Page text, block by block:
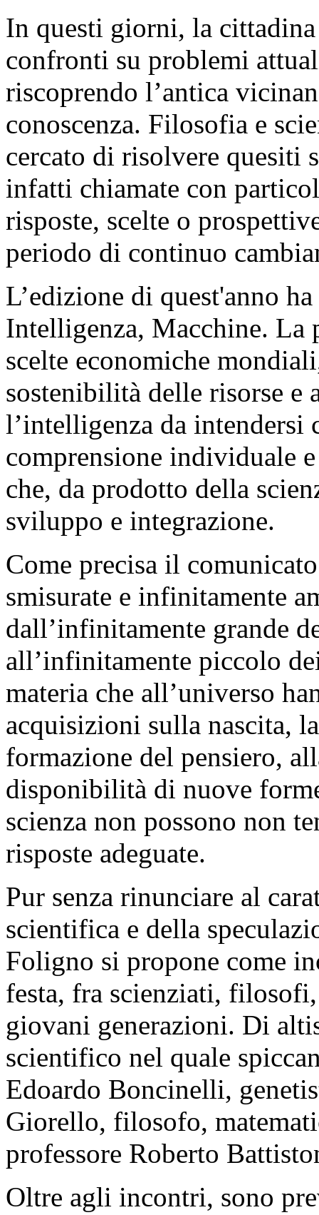
In questi giorni, la
confronti su problemi
riscoprendo l’antica
conoscenza. Filosofia e
cercato di risolvere quesiti
infatti chiamate con
risposte, scelte o
periodo di continuo
L’edizione di quest'anno
Intelligenza, Macchine. La
scelte economiche
sostenibilità delle risorse e
l’intelligenza da intendersi
comprensione individuale
che, da prodotto della
sviluppo e integrazione.
Come precisa il
smisurate e infinitamente
dall’infinitamente grande
all’infinitamente piccolo
materia che all’universo
acquisizioni sulla nascita,
formazione del pensiero,
disponibilità di nuove
scienza non possono non
risposte adeguate.
Pur senza rinunciare al
scientifica e della
Foligno si propone come
festa, fra scienziati,
giovani generazioni. Di
scientifico nel quale
Edoardo Boncinelli,
Giorello, filosofo,
professore Roberto
Oltre agli incontri, sono